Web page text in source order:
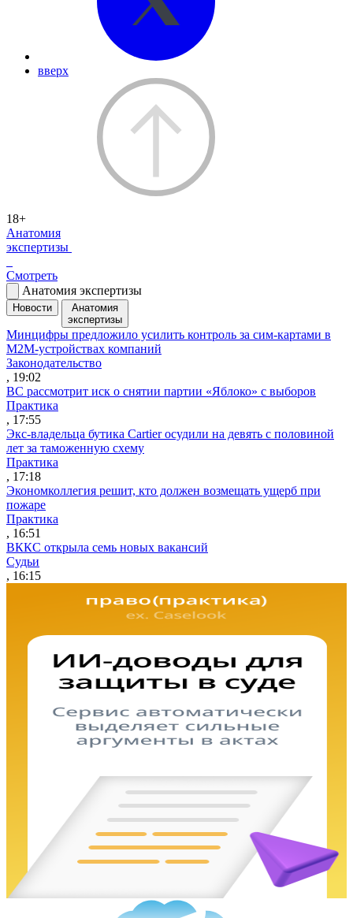
вверх
18+
Анатомия
экспертизы
Смотреть
Анатомия экспертизы
Новости
Анатомия
экспертизы
Минцифры предложило усилить контроль за сим-картами в
M2M-устройствах компаний
Законодательство
, 19:02
ВС рассмотрит иск о снятии партии «Яблоко» с выборов
Практика
, 17:55
Экс-владельца бутика Cartier осудили на девять с половиной
лет за таможенную схему
Практика
, 17:18
Экономколлегия решит, кто должен возмещать ущерб при
пожаре
Практика
, 16:51
ВККС открыла семь новых вакансий
Судьи
, 16:15